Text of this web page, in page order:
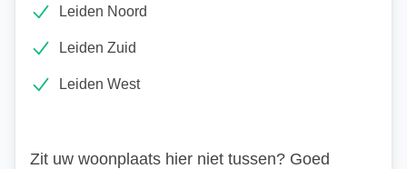
Leiden Noord
Leiden Zuid
Leiden West
Zit uw woonplaats hier niet tussen? Goed